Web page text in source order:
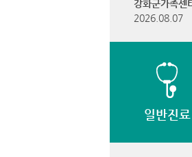
2026.08.07
일반진료